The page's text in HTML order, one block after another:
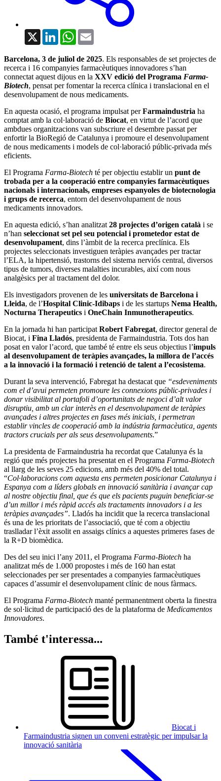
X LinkedInWhatsApp
Barcelona, 3 de juliol de 2025. Els responsables de set projectes de
recerca i 16 companyies farmacèutiques innovadores s’han
connectat aquest dijous en la XXV edició del Programa Farma-
Biotech, pensat per fomentar la recerca clínica i translacional en el
desenvolupament de nous medicaments.
En aquesta ocasió, el programa impulsat perFarmaindustria ha
comptat amb la col·laboració de Biocat, en virtut de l’acord que
ambdues organitzacions van subscriure el desembre passat per
enfortir la BioRegió de Catalunya i promoure el desenvolupament
de nous medicaments i models de col·laboració públic-privada més
eficients.
El Programa Farma-Biotech té per objectiu establir un punt de
trobada per a la cooperació entre companyies farmacèutiques
nacionals i internacionals, empreses espanyoles de biotecnologia
i grups de recerca, entorn del desenvolupament de nous
medicaments innovadors.
En aquesta edició, s’han analitzat 28 projectes d’origen català i se
n’han seleccionat set pel seu potencial i prometedor estat de
desenvolupament, dins l’àmbit de la recerca preclínica. Els
projectes seleccionats investiguen teràpies avançades per tractar
l’ELA, la hipertensió, trastorns del sistema nerviós central, diversos
tipus de tumors, diverses malalties incurables, així com nous
analgèsics per al tractament del dolor.
Els investigadors provenen de les universitats de Barcelona i
Lleida, de l’Hospital Clinic-Idibaps i de les startups Nema Health,
Nocturna Therapeutics i OneChain Inmunotherapeutics.
En la jornada hi han participat Robert Fabregat, director general de
Biocat, i Fina Lladós, presidenta de Farmaindustria. Tots dos han
posat en valor l’acord, que també té entre els seus objectius l’impuls
al desenvolupament de teràpies avançades, la millora de l’accés
a la innovació i la formació i retenció de talent a l’ecosistema.
Durant la seva intervenció, Fabregat ha destacat que “esdeveniments
com el d’avui permeten promoure les connexions públic-privades i
donar visibilitat al portafoli d’oportunitats de negoci d’alt valor
disruptiu, amb un clar interès en el desenvolupament de teràpies
avançades i altres projectes en fases més inicials, i permetran
establir vincles de cooperació amb la indústria farmacèutica, agents
tractors crucials per als seus desenvolupaments.”
La presidenta de Farmaindustria ha recordat que Catalunya és la
regió que més projectes ha presentat en el Programa Farma-Biotech
al llarg de les seves 25 edicions, amb més del 40% del total.
“Col·laboracions com aquesta ens permeten posicionar Catalunya i
Espanya com a líders globals en innovació sanitària i avançar cap
al nostre objectiu final, que és que els pacients puguin beneficiar-se
d’un millor i més ràpid accés als tractaments innovadors i a les
teràpies avançades”. Lladós ha incidit que la recerca translacional
és una de les prioritats de l’associació, que té com a objectiu
traslladar l’èxit assolit en assaigs clínics a aquestes primeres fases de
la R+D biomèdica.
Des del seu inici l’any 2011, el Programa Farma-Biotech ha
analitzat més de 1.000 propostes i més de 160 han estat
seleccionades per ser presentades a companyies farmacèutiques
capaces d’assumir el desenvolupament clínic de nous fàrmacs.
El Programa Farma-Biotech manté permanentment oberta la finestra
de sol·licitud de participació des de la plataforma de Medicamentos
Innovadores.
També t'interessa...
Biocat i
Farmaindustria signen un conveni estratègic per impulsar la
innovació sanitària